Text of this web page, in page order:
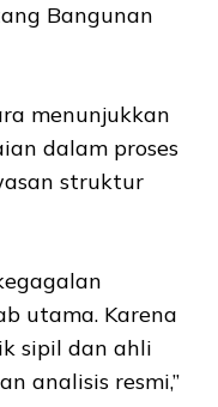
Bangunan
menunjukkan
dalam proses
struktur
utama. Karena
sipil dan ahli
analisis resmi,”